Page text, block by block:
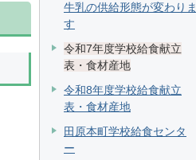
牛乳の供給形態が変わりま
す
令和7年度学校給食献立
表・食材産地
令和8年度学校給食献立
表・食材産地
田原本町学校給食センタ
ー